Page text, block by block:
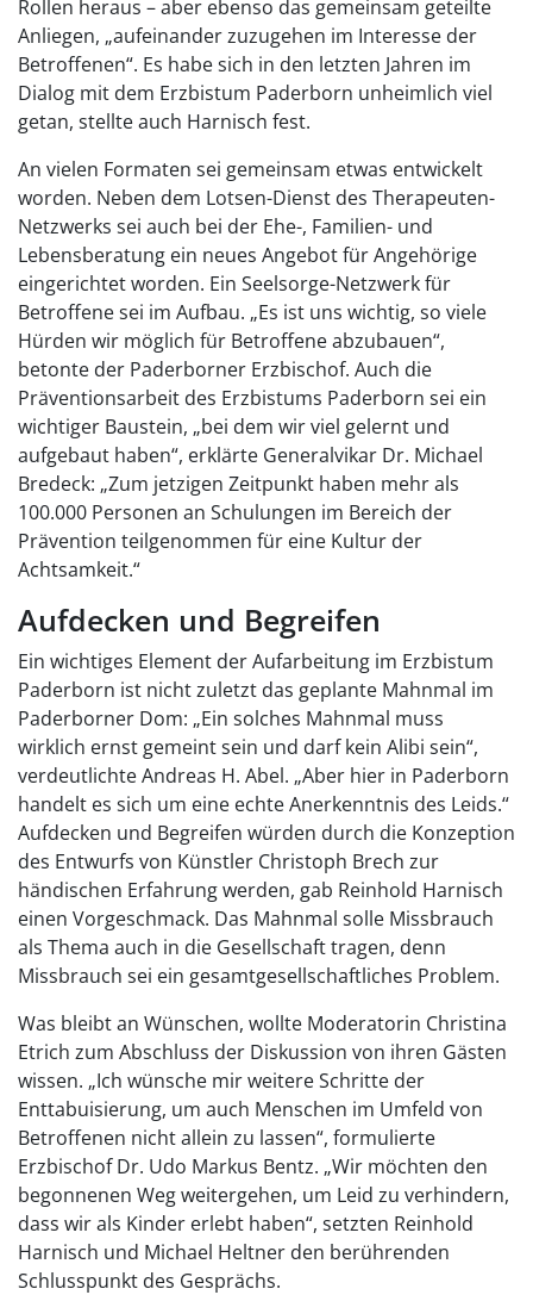
Rollen heraus – aber ebenso das gemeinsam geteilte
Anliegen, „aufeinander zuzugehen im Interesse der
Betroffenen“. Es habe sich in den letzten Jahren im
Dialog mit dem Erzbistum Paderborn unheimlich viel
getan, stellte auch Harnisch fest.
An vielen Formaten sei gemeinsam etwas entwickelt
worden. Neben dem Lotsen-Dienst des Therapeuten-
Netzwerks sei auch bei der Ehe-, Familien- und
Lebensberatung ein neues Angebot für Angehörige
eingerichtet worden. Ein Seelsorge-Netzwerk für
Betroffene sei im Aufbau. „Es ist uns wichtig, so viele
Hürden wir möglich für Betroffene abzubauen“,
betonte der Paderborner Erzbischof. Auch die
Präventionsarbeit des Erzbistums Paderborn sei ein
wichtiger Baustein, „bei dem wir viel gelernt und
aufgebaut haben“, erklärte Generalvikar Dr. Michael
Bredeck: „Zum jetzigen Zeitpunkt haben mehr als
100.000 Personen an Schulungen im Bereich der
Prävention teilgenommen für eine Kultur der
Achtsamkeit.“
Aufdecken und Begreifen
Ein wichtiges Element der Aufarbeitung im Erzbistum
Paderborn ist nicht zuletzt das geplante Mahnmal im
Paderborner Dom: „Ein solches Mahnmal muss
wirklich ernst gemeint sein und darf kein Alibi sein“,
verdeutlichte Andreas H. Abel. „Aber hier in Paderborn
handelt es sich um eine echte Anerkenntnis des Leids.“
Aufdecken und Begreifen würden durch die Konzeption
des Entwurfs von Künstler Christoph Brech zur
händischen Erfahrung werden, gab Reinhold Harnisch
einen Vorgeschmack. Das Mahnmal solle Missbrauch
als Thema auch in die Gesellschaft tragen, denn
Missbrauch sei ein gesamtgesellschaftliches Problem.
Was bleibt an Wünschen, wollte Moderatorin Christina
Etrich zum Abschluss der Diskussion von ihren Gästen
wissen. „Ich wünsche mir weitere Schritte der
Enttabuisierung, um auch Menschen im Umfeld von
Betroffenen nicht allein zu lassen“, formulierte
Erzbischof Dr. Udo Markus Bentz. „Wir möchten den
begonnenen Weg weitergehen, um Leid zu verhindern,
dass wir als Kinder erlebt haben“, setzten Reinhold
Harnisch und Michael Heltner den berührenden
Schlusspunkt des Gesprächs.